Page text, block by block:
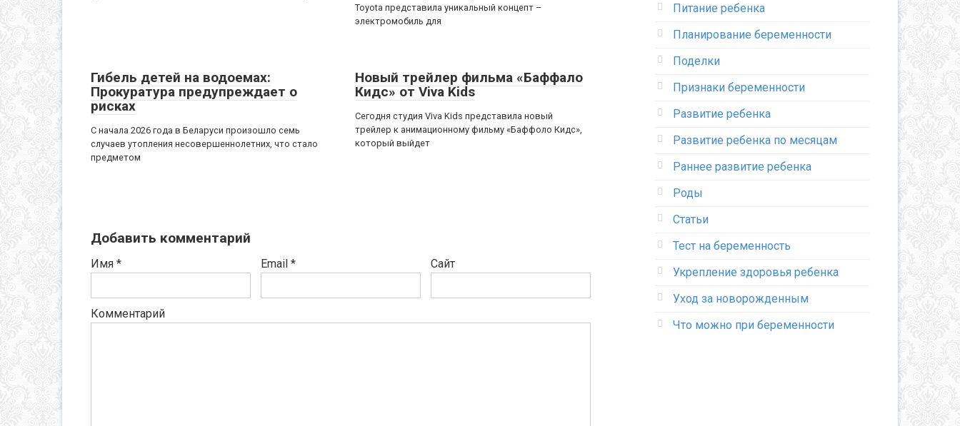
Toyota представила уникальный концепт –
электромобиль для
Гибель детей на водоемах:
Прокуратура предупреждает о
рисках
С начала 2026 года в Беларуси произошло семь
случаев утопления несовершеннолетних, что стало
предметом
Новый трейлер фильма «Баффало
Кидс» от Viva Kids
Сегодня студия Viva Kids представила новый
трейлер к анимационному фильму «Баффоло Кидс»,
который выйдет
Добавить комментарий
Имя * Email * Сайт
Комментарий
Питание ребенка
Планирование беременности
Поделки
Признаки беременности
Развитие ребенка
Развитие ребенка по месяцам
Раннее развитие ребенка
Роды
Статьи
Тест на беременность
Укрепление здоровья ребенка
Уход за новорожденным
Что можно при беременности